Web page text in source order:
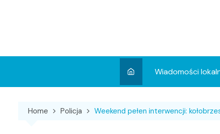
Wiadomości
Wydarzenia
Home Policja Weekend pełen interwencji: